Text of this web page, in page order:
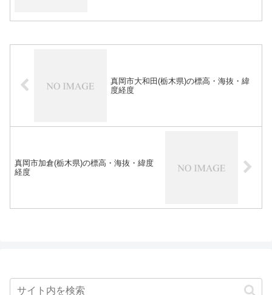
真岡市大和田(栃木県)の標高・海抜・緯
度経度
真岡市加倉(栃木県)の標高・海抜・緯度
経度